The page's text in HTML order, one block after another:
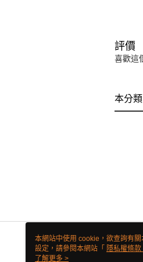
評價
喜歡這
本分
本網站中使用 cookie，欲查詢有
設定，請參閱本網站「 隱私權條款
使用 cookie。
了解更多 >